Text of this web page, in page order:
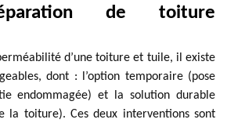
de toiture
d’une toiture et tuile, il existe
dont : l’option temporaire (pose
endommagée) et la solution durable
la toiture). Ces deux interventions sont